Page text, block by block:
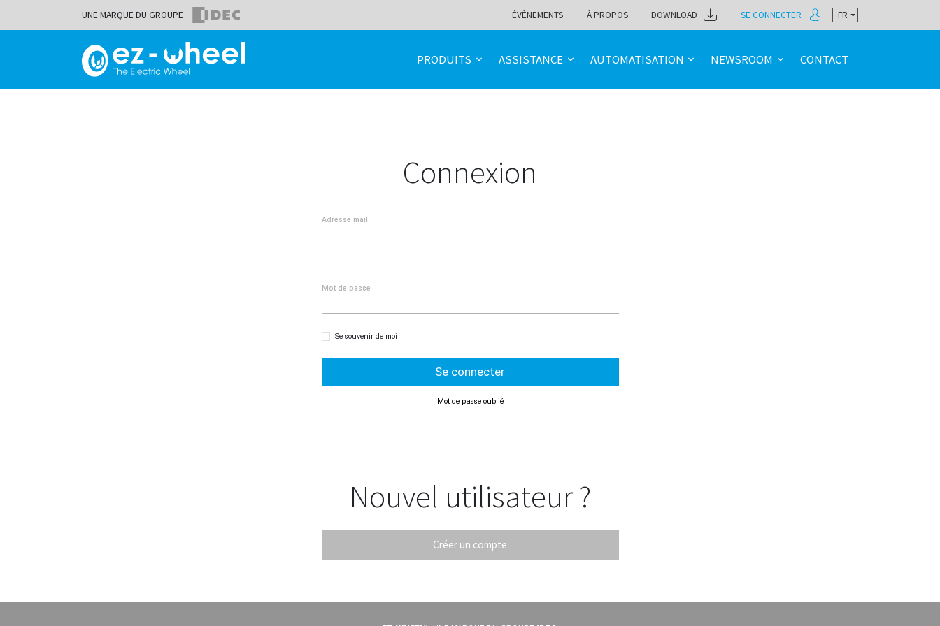
UNE MARQUE DU GROUPE ÉVÈNEMENTS À PROPOS DOWNLOAD SE CONNECTER FR
PRODUITS ASSISTANCE AUTOMATISATION NEWSROOM CONTACT
Connexion
Adresse mail
Mot de passe
Se souvenir de moi
Se connecter
Mot de passe oublié
Nouvel utilisateur ?
Créer un compte